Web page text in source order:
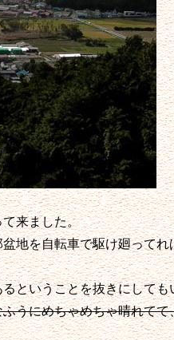
来ました。
地を自転車で駆け廻って
ということを抜きにしても
うにめちゃめちゃ晴れて